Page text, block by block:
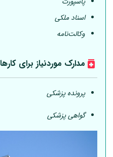
اسناد ملکی
وکالت‌نامه
مدارک موردنیاز برای
پرونده پزشکی
گواهی پزشکی